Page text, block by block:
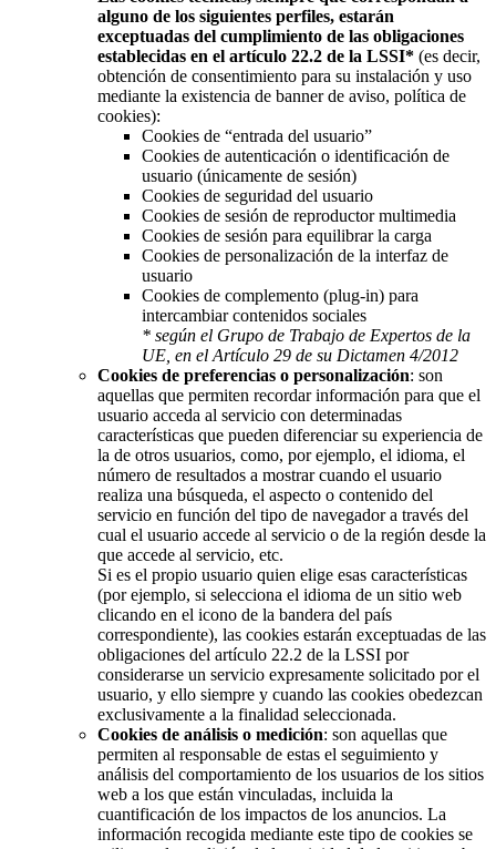
alguno de los siguientes perfiles, estarán
exceptuadas del cumplimiento de las obligaciones
establecidas en el artículo 22.2 de la LSSI* (es decir,
obtención de consentimiento para su instalación y uso
mediante la existencia de banner de aviso, política de
cookies):
Cookies de “entrada del usuario”
Cookies de autenticación o identificación de
usuario (únicamente de sesión)
Cookies de seguridad del usuario
Cookies de sesión de reproductor multimedia
Cookies de sesión para equilibrar la carga
Cookies de personalización de la interfaz de
usuario
Cookies de complemento (plug-in) para
intercambiar contenidos sociales
* según el Grupo de Trabajo de Expertos de la
UE, en el Artículo 29 de su Dictamen 4/2012
Cookies de preferencias o personalización: son
aquellas que permiten recordar información para que el
usuario acceda al servicio con determinadas
características que pueden diferenciar su experiencia de
la de otros usuarios, como, por ejemplo, el idioma, el
número de resultados a mostrar cuando el usuario
realiza una búsqueda, el aspecto o contenido del
servicio en función del tipo de navegador a través del
cual el usuario accede al servicio o de la región desde la
que accede al servicio, etc.
Si es el propio usuario quien elige esas características
(por ejemplo, si selecciona el idioma de un sitio web
clicando en el icono de la bandera del país
correspondiente), las cookies estarán exceptuadas de las
obligaciones del artículo 22.2 de la LSSI por
considerarse un servicio expresamente solicitado por el
usuario, y ello siempre y cuando las cookies obedezcan
exclusivamente a la finalidad seleccionada.
Cookies de análisis o medición: son aquellas que
permiten al responsable de estas el seguimiento y
análisis del comportamiento de los usuarios de los sitios
web a los que están vinculadas, incluida la
cuantificación de los impactos de los anuncios. La
información recogida mediante este tipo de cookies se